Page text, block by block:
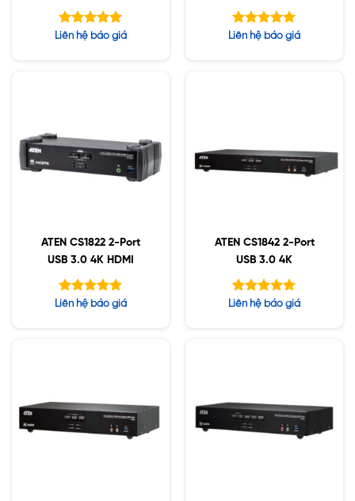
Được xếp
Liên hệ báo giá
Được xếp
Liên hệ báo giá
ATEN CS1822 2-Port
USB 3.0 4K HDMI
Được xếp
Liên hệ báo giá
ATEN CS1842 2-Port
USB 3.0 4K
Được xếp
Liên hệ báo giá